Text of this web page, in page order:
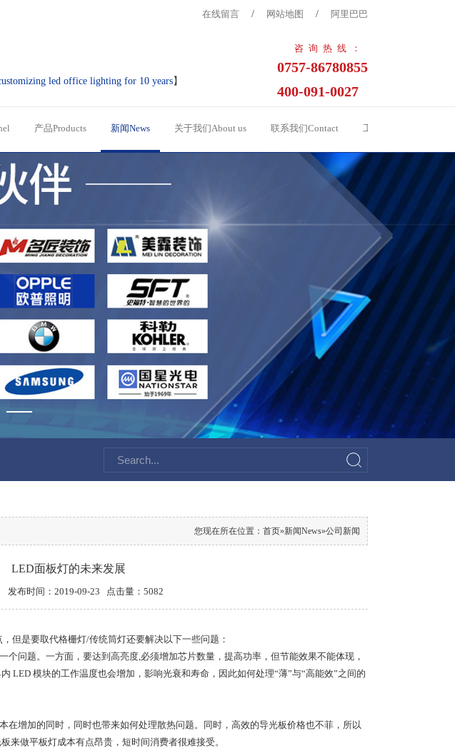
在线留言 / 网站地图 / 阿里巴巴
led office lighting for 10 years】
咨询热线：
0757-86780855
400-091-0027
产品Products 新闻News 关于我们About us 联系我们Contact 工程案例
您现在所在位置： 首页»新闻News»公司新闻
LED面板灯的未来发展
发布时间：2019-09-23 点击量：5082
但是要取代格栅灯/传统筒灯还要解决以下一些问题：
个问题。一方面，要达到高亮度,必须增加芯片数量，提高功率，但节能效果不能体现，
LED 模块的工作温度也会增加，影响光衰和寿命，因此如何处理“薄”与“高能效”之间的
增加的同时，同时也带来如何处理散热问题。同时，高效的导光板价格也不菲，所以
来做平板灯成本有点昂贵，短时间消费者很难接受。